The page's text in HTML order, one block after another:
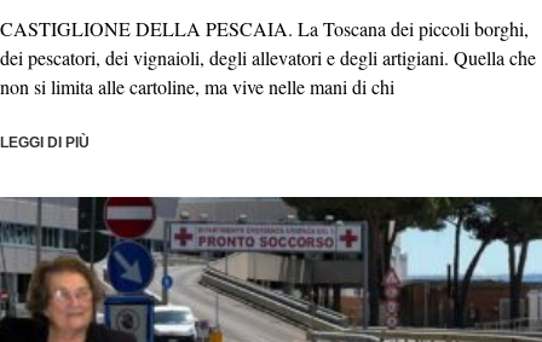
CASTIGLIONE DELLA PESCAIA. La Toscana dei piccoli borghi,
dei pescatori, dei vignaioli, degli allevatori e degli artigiani. Quella che
non si limita alle cartoline, ma vive nelle mani di chi
LEGGI DI PIÙ